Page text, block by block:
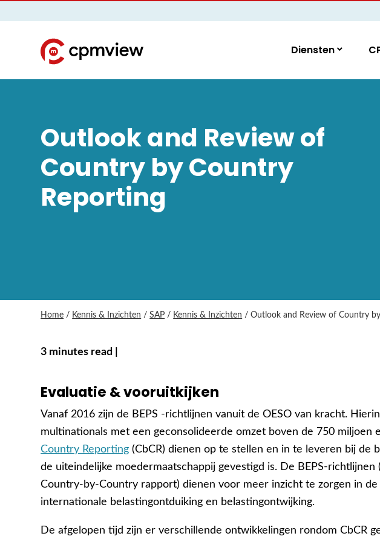
Diensten
Outlook and Review of
Country by Country
Reporting
Home / Kennis & Inzichten /SAP / Kennis & Inzichten /Outlook and Review of Country
3 minutes read |
Evaluatie & vooruitkijken
Vanaf 2016 zijn de BEPS -richtlijnen vanuit de OESO van kracht.
multinationals met een geconsolideerde omzet boven de 750 miljoen
Country Reporting (CbCR) dienen op te stellen en in te leveren bij de
de uiteindelijke moedermaatschappij gevestigd is. De BEPS-richtlijnen
Country-by-Country rapport) dienen voor meer inzicht te zorgen in de
internationale belastingontduiking en belastingontwijking.
De afgelopen tijd zijn er verschillende ontwikkelingen rondom CbCR